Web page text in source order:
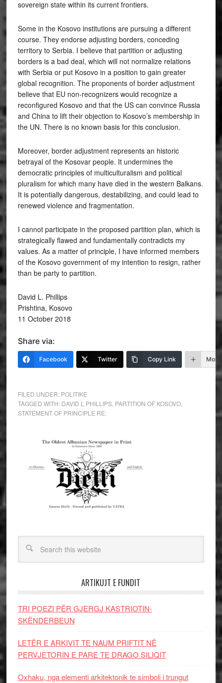
sovereign state within its current frontiers.
Some in the Kosovo institutions are pursuing a different
course. They endorse adjusting borders, conceding
territory to Serbia. I believe that partition or adjusting
borders is a bad deal, which will not normalize relations
with Serbia or put Kosovo in a position to gain greater
global recognition. The proponents of border adjustment
believe that EU non-recognizers would recognize a
reconfigured Kosovo and that the US can convince Russia
and China to lift their objection to Kosovo’s membership in
the UN. There is no known basis for this conclusion.
Moreover, border adjustment represents an historic
betrayal of the Kosovar people. It undermines the
democratic principles of multiculturalism and political
pluralism for which many have died in the western Balkans.
It is potentially dangerous, destabilizing, and could lead to
renewed violence and fragmentation.
I cannot participate in the proposed partition plan, which is
strategically flawed and fundamentally contradicts my
values. As a matter of principle, I have informed members
of the Kosovo government of my intention to resign, rather
than be party to partition.
David L. Phillips
Prishtina, Kosovo
11 October 2018
Share via:
Facebook Twitter Copy Link More
FILED UNDER: POLITIKE
TAGGED WITH: DAVID L PHILLIPS, PARTITION OF KOSOVO,
STATEMENT OF PRINCIPLE RE:
ARTIKUJT E FUNDIT
TRI POEZI PËR GJERGJ KASTRIOTIN-
SKËNDERBEUN
LETËR E ARKIVIT TE NAUM PRIFTIT NË
PERVJETORIN E PARE TE DRAGO SILIQIT
Oxhaku, nga elementi arkitektonik te simboli i trungut